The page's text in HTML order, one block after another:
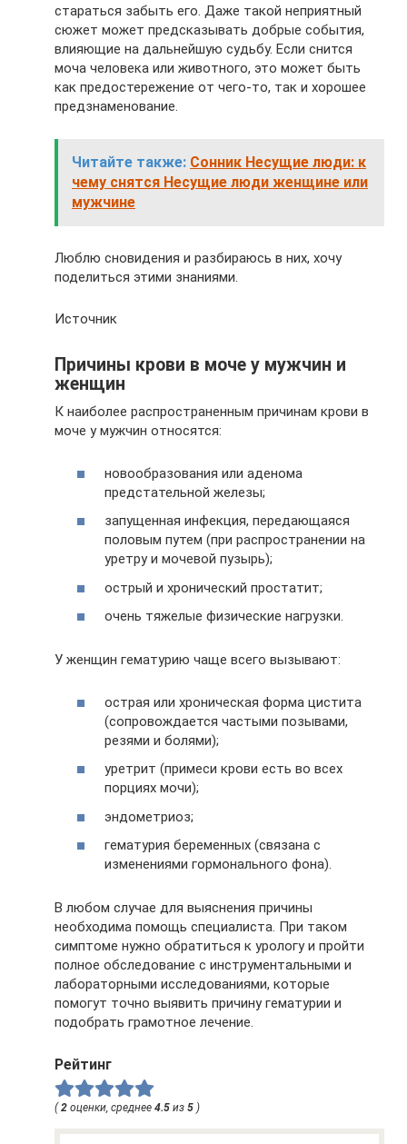
стараться забыть его. Даже такой неприятный
сюжет может предсказывать добрые события,
влияющие на дальнейшую судьбу. Если снится
моча человека или животного, это может быть
как предостережение от чего-то, так и хорошее
предзнаменование.
Читайте также: Сонник Несущие люди: к
чему снятся Несущие люди женщине или
мужчине
Люблю сновидения и разбираюсь в них, хочу
поделиться этими знаниями.
Источник
Причины крови в моче у мужчин и
женщин
К наиболее распространенным причинам крови в
моче у мужчин относятся:
новообразования или аденома
предстательной железы;
запущенная инфекция, передающаяся
половым путем (при распространении на
уретру и мочевой пузырь);
острый и хронический простатит;
очень тяжелые физические нагрузки.
У женщин гематурию чаще всего вызывают:
острая или хроническая форма цистита
(сопровождается частыми позывами,
резями и болями);
уретрит (примеси крови есть во всех
порциях мочи);
эндометриоз;
гематурия беременных (связана с
изменениями гормонального фона).
В любом случае для выяснения причины
необходима помощь специалиста. При таком
симптоме нужно обратиться к урологу и пройти
полное обследование с инструментальными и
лабораторными исследованиями, которые
помогут точно выявить причину гематурии и
подобрать грамотное лечение.
Рейтинг
(2 оценки, среднее 4.5 из 5 )